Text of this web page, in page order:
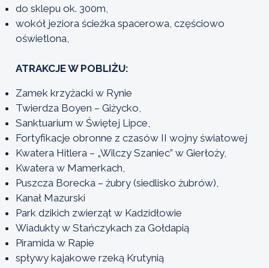
do sklepu ok. 300m,
wokół jeziora ścieżka spacerowa, częściowo
oświetlona,
ATRAKCJE W POBLIŻU:
Zamek krzyżacki w Rynie
Twierdza Boyen – Giżycko,
Sanktuarium w Świętej Lipce,
Fortyfikacje obronne z czasów II wojny światowej
Kwatera Hitlera – „Wilczy Szaniec” w Gierłoży,
Kwatera w Mamerkach,
Puszcza Borecka – żubry (siedlisko żubrów),
Kanał Mazurski
Park dzikich zwierząt w Kadzidłowie
Wiadukty w Stańczykach za Gołdapią
Piramida w Rapie
spływy kajakowe rzeką Krutynią